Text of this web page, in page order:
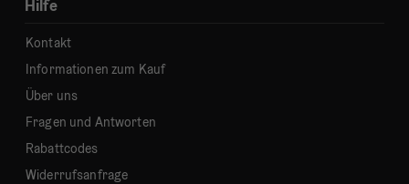
Hilfe
Kontakt
Informationen zum Kauf
Über uns
Fragen und Antworten
Rabattcodes
Widerrufsanfrage